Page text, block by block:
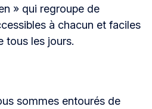
» qui regroupe de
à chacun et faciles
tous les jours.
sommes entourés de